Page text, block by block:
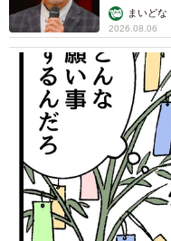
まいどな
2026.08.06